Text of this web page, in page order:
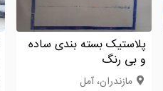
پلاستیک بسته بندی ساده
و بی رنگ
مازندران، آمل